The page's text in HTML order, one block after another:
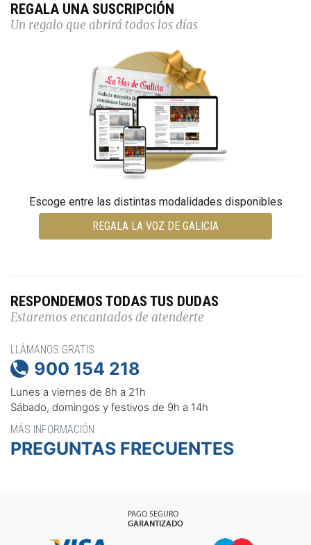
REGALA UNA SUSCRIPCIÓN
Un regalo que abrirá todos los días
Escoge entre las distintas modalidades disponibles
REGALA LA VOZ DE GALICIA
RESPONDEMOS TODAS TUS DUDAS
Estaremos encantados de atenderte
LLÁMANOS GRATIS
 900 154 218
Lunes a viernes de 8h a 21h
Sábado, domingos y festivos de 9h a 14h
MÁS INFORMACIÓN
PREGUNTAS FRECUENTES